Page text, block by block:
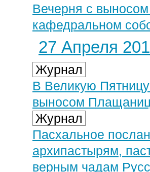
Вечерня с
кафедральном
27 Апреля
Журнал
В Великую
выносом
Журнал
Пасхальное
архипастырям,
верным чадам